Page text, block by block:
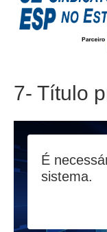
PALAVRA DO
LIVRO GESTÃO
GALERIA EX-
ORGANOGRAMA
7- Título
É
sistema.